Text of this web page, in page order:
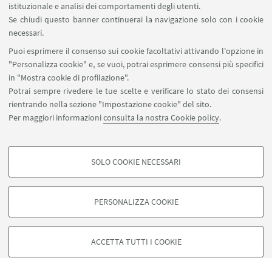
istituzionale e analisi dei comportamenti degli utenti.
Se chiudi questo banner continuerai la navigazione solo con i cookie
necessari.
Puoi esprimere il consenso sui cookie facoltativi attivando l'opzione in
"Personalizza cookie" e, se vuoi, potrai esprimere consensi più specifici
in "Mostra cookie di profilazione".
Potrai sempre rivedere le tue scelte e verificare lo stato dei consensi
rientrando nella sezione "Impostazione cookie" del sito.
Per maggiori informazioniconsulta la nostra Cookie policy.
COOKIE DI PROFILAZIONE - FACOLTATIVI
degli utenti, creare profili in base al loro comportamento sul sito, per analisi
di marketing.
SOLO COOKIE NECESSARI
PERSONALIZZA COOKIE
ACCETTA TUTTI I COOKIE
Nel caso si desiderassero ulteriori e più specifiche
informazioni è possibile consultare le ulteriori
pagine di questo sito o rivolgersi direttamente ai
Tutor del corso, ai recapiti indicati nella pagina
"Contatti".
E' altresì possibile consultare la Scheda del Corso
di Alta Formazione sul sito dell'Università di
©Copyright 2026 - ALMA MATER STUDIORUM - Università di
Privacy- Note legali-Impostazioni Cookie